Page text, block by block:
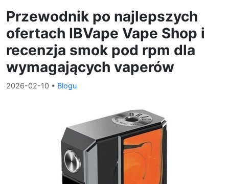
Przewodnik po najlepszych
ofertach IBVape Vape Shop i
recenzja smok pod rpm dla
wymagających vaperów
2026-02-10 • Blogu